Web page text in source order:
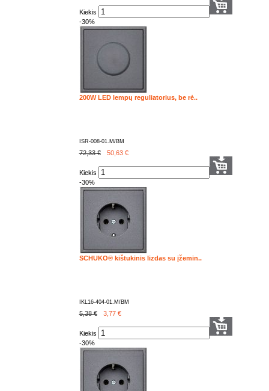
Kiekis
-30%
200W LED lempų reguliatorius, be rė..
ISR-008-01.M/BM
72,33 € 50,63 €
Kiekis
-30%
SCHUKO® kištukinis lizdas su įžemin..
IKL16-404-01.M/BM
5,38 € 3,77 €
Kiekis
-30%